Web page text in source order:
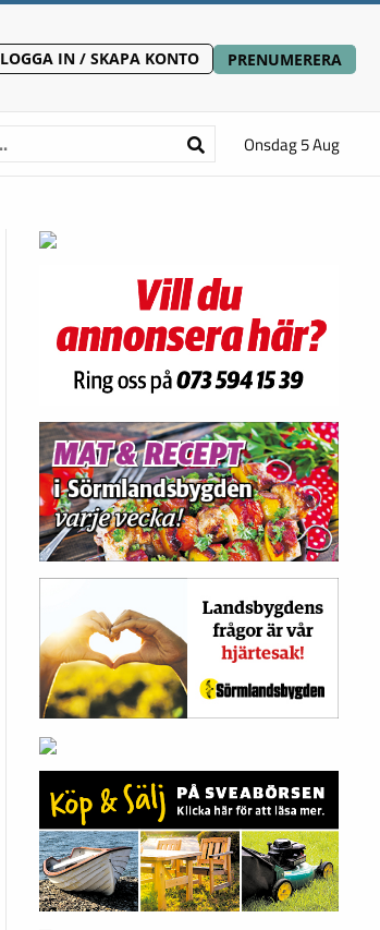
LOGGA IN / SKAPA KONTO PRENUMERERA
Onsdag 5 Aug